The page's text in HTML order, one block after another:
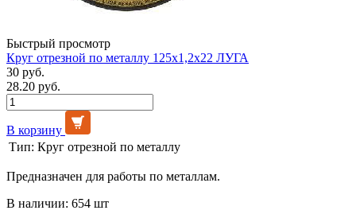
Быстрый просмотр
Круг отрезной по металлу 125х1,2х22 ЛУГА
30 руб.
28.20 руб.
В корзину
Тип: Круг отрезной по металлу
Предназначен для работы по металлам.
В наличии: 654 шт